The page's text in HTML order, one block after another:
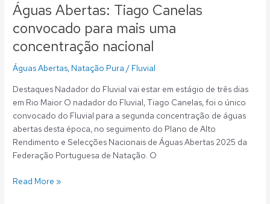
Águas Abertas: Tiago Canelas
convocado para mais uma
concentração nacional
Águas Abertas, Natação Pura / Fluvial
Destaques Nadador do Fluvial vai estar em estágio de três dias
em Rio Maior O nadador do Fluvial, Tiago Canelas, foi o único
convocado do Fluvial para a segunda concentração de águas
abertas desta época, no seguimento do Plano de Alto
Rendimento e Selecções Nacionais de Águas Abertas 2025 da
Federação Portuguesa de Natação. O
Read More »